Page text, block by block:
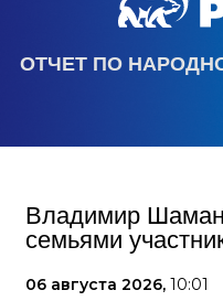
ОТЧЕТ ПО
Владимир
семьями
06 августа 2026, 10:01